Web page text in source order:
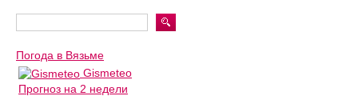
Погода в Вязьме
Gismeteo
Прогноз на 2 недели